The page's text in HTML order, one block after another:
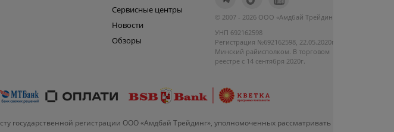
Сервисные центры
Новости
Обзоры
© 2007 - 2026 ООО «Амдбай Трейдинг»
УНП 692162598
Регистрация №692162598, 22.05.2020г.
Минский райисполком. В торговом
реестре с 14 сентября 2020г.
государственной регистрации ООО «Амдбай Трейдинг», уполномоченных рассматривать